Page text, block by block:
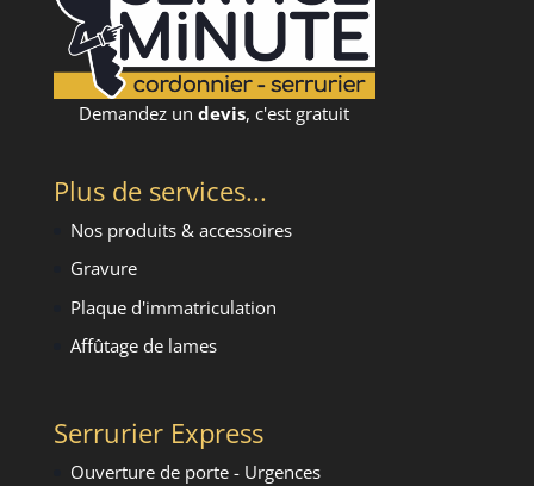
Demandez undevis, c'est gratuit
Plus de services...
Nos produits & accessoires
Gravure
Plaque d'immatriculation
Affûtage de lames
Serrurier Express
Ouverture de porte - Urgences